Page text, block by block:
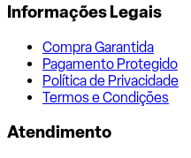
Informações Legais
Compra Garantida
Pagamento Protegido
Política de Privacidade
Termos e Condições
Atendimento